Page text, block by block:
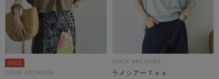
DOUX ARCHIVES
DOUX ARCHIVES
ラメシアーＴｅｅ